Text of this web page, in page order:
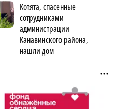
Котята, спасенные
сотрудниками
администрации
Канавинского района,
нашли дом